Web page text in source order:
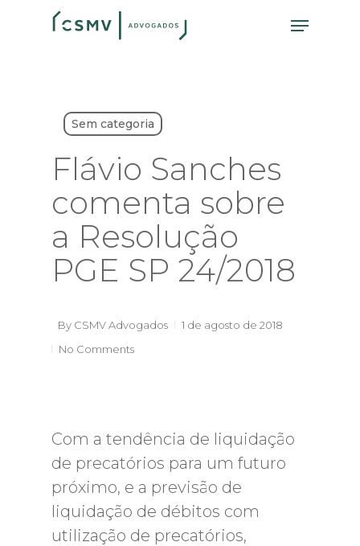
Menu
Sem categoria
Flávio Sanches
comenta sobre
a Resolução
PGE SP 24/2018
By CSMV Advogados
1 de agosto de 2018
No Comments
Com a tendência de liquidação
de precatórios para um futuro
próximo, e a previsão de
liquidação de débitos com
utilização de precatórios,